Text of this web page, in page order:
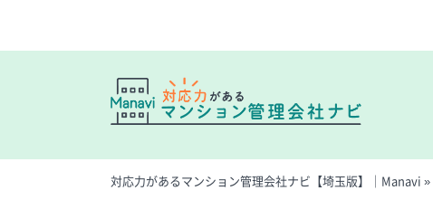
対応力があるマンション管理会社ナビ【埼玉版】｜Manavi »